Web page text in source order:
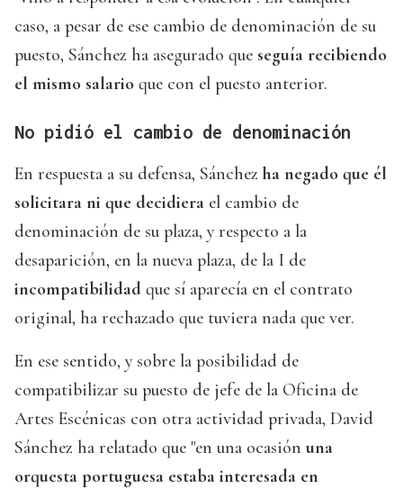
caso, a pesar de ese cambio de denominación de su
puesto, Sánchez ha asegurado que seguía recibiendo
el mismo salario que con el puesto anterior.
No pidió el cambio de denominación
En respuesta a su defensa, Sánchez ha negado que él
solicitara ni que decidiera el cambio de
denominación de su plaza, y respecto a la
desaparición, en la nueva plaza, de la I de
incompatibilidad que sí aparecía en el contrato
original, ha rechazado que tuviera nada que ver.
En ese sentido, y sobre la posibilidad de
compatibilizar su puesto de jefe de la Oficina de
Artes Escénicas con otra actividad privada, David
Sánchez ha relatado que "en una ocasión una
orquesta portuguesa estaba interesada en